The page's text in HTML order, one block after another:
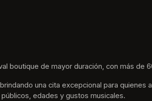
boutique de mayor duración, con más de
una cita excepcional para
edades y gustos musicales.